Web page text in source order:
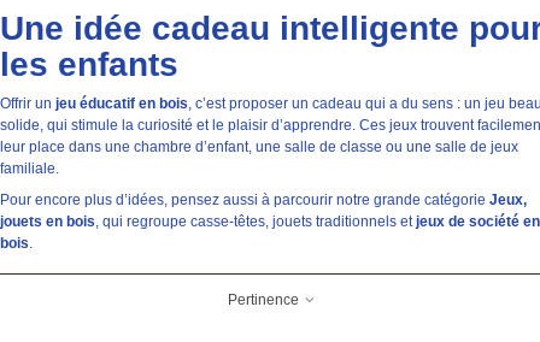
Une idée cadeau intelligente
les enfants
Offrir un jeu éducatif en bois, c’est proposer un cadeau qui a du sens : un jeu
solide, qui stimule la curiosité et le plaisir d’apprendre. Ces jeux trouvent
leur place dans une chambre d’enfant, une salle de classe ou une salle de jeux
familiale.
Pour encore plus d’idées, pensez aussi à parcourir notre grande catégorie Jeux,
jouets en bois, qui regroupe casse-têtes, jouets traditionnels etjeux de société en
bois.
Pertinence